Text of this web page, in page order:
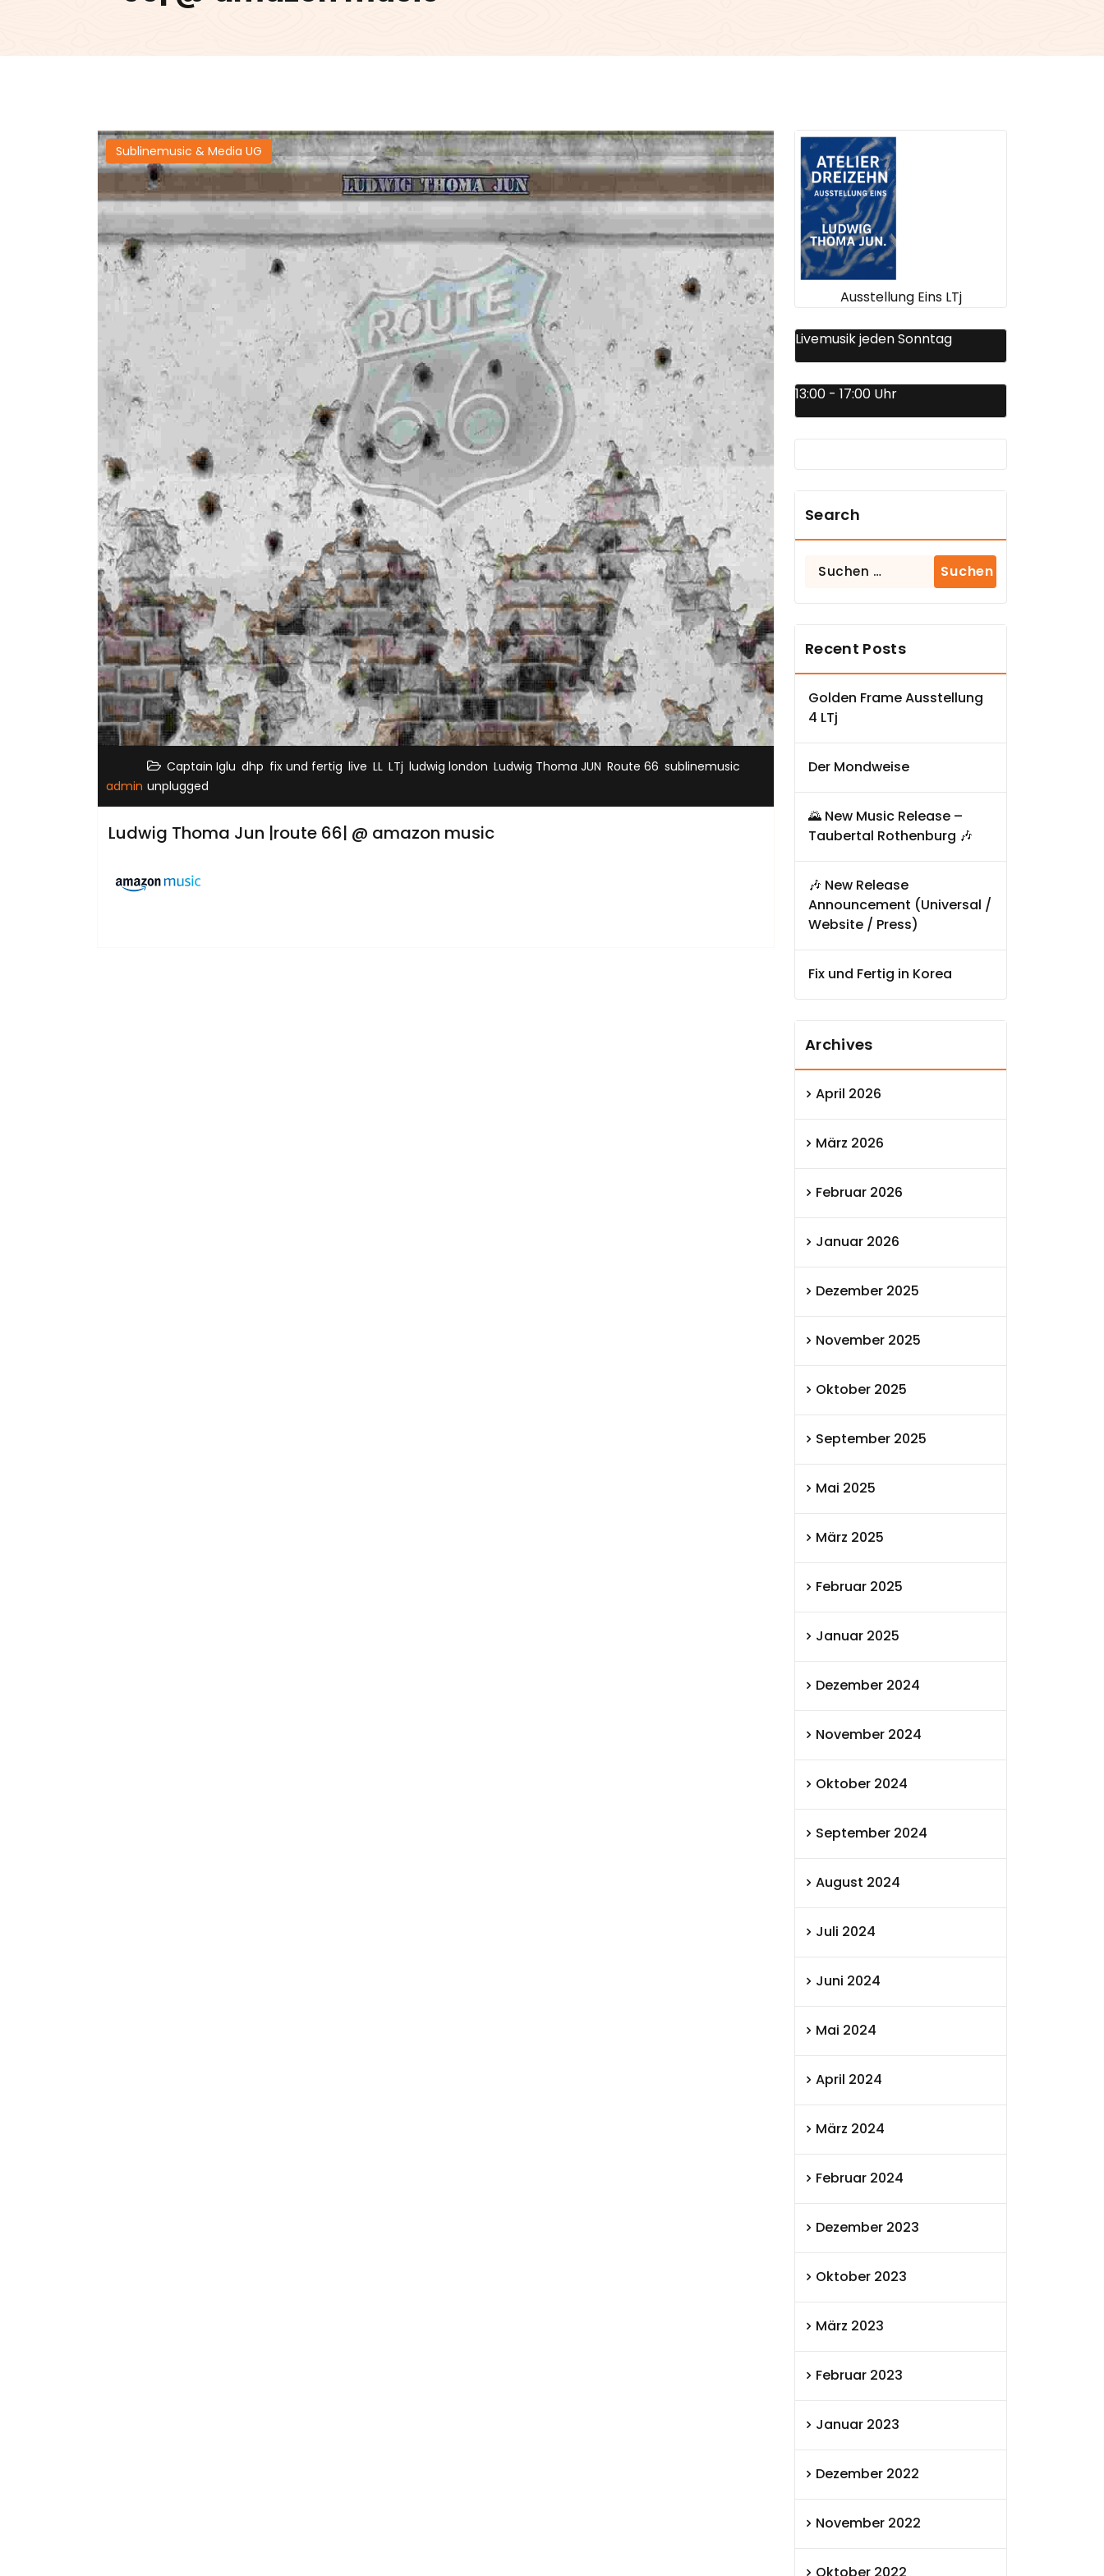
Sublinemusic & Media UG
admin
Captain Iglu dhp fix und fertig live LL, LTj ludwig london Ludwig Thoma JUN Route 66 sublinemusic
unplugged
Ludwig Thoma Jun |route 66| @ amazon music
Ausstellung Eins LTj
Livemusik jeden Sonntag
13:00 - 17:00 Uhr
Search
Suchen
Recent Posts
Golden Frame Ausstellung
4 LTj
Der Mondweise
🌄 New Music Release –
Taubertal Rothenburg 🎶
🎶 New Release
Announcement (Universal /
Website / Press)
Fix und Fertig in Korea
Archives
April 2026
März 2026
Februar 2026
Januar 2026
Dezember 2025
November 2025
Oktober 2025
September 2025
Mai 2025
März 2025
Februar 2025
Januar 2025
Dezember 2024
November 2024
Oktober 2024
September 2024
August 2024
Juli 2024
Juni 2024
Mai 2024
April 2024
März 2024
Februar 2024
Dezember 2023
Oktober 2023
März 2023
Februar 2023
Januar 2023
Dezember 2022
November 2022